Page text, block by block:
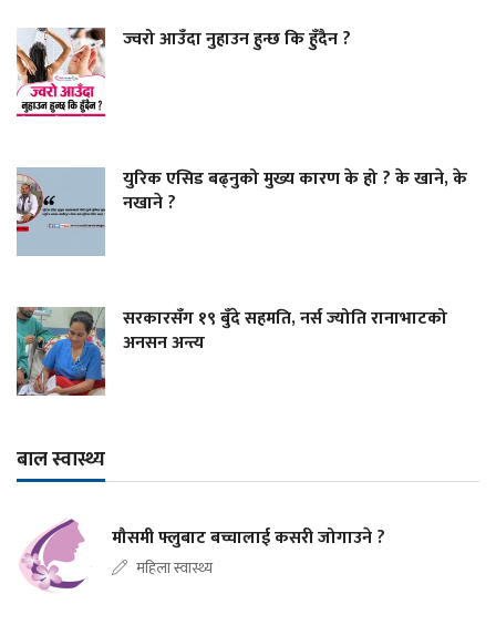
ज्वरो आउँदा नुहाउन हुन्छ कि हुँदैन ?
युरिक एसिड बढ्नुको मुख्य कारण के हो ? के खाने, के
नखाने ?
सरकारसँग १९ बुँदे सहमति, नर्स ज्योति रानाभाटको
अनसन अन्त्य
बाल स्वास्थ्य
मौसमी फ्लुबाट बच्चालाई कसरी जोगाउने ?
महिला स्वास्थ्य